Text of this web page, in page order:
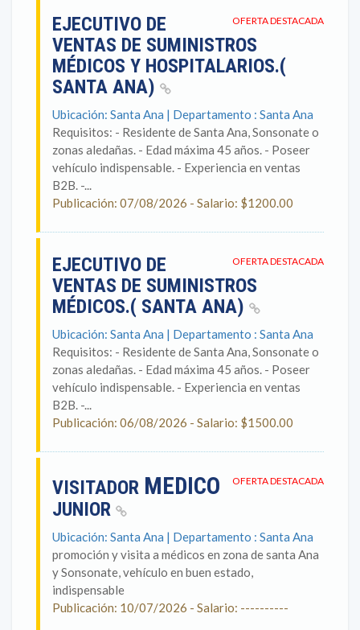
OFERTA DESTACADA
EJECUTIVO DE
VENTAS DE SUMINISTROS
MÉDICOS Y HOSPITALARIOS.(
SANTA ANA)
Ubicación: Santa Ana | Departamento : Santa Ana
Requisitos: - Residente de Santa Ana, Sonsonate o
zonas aledañas. - Edad máxima 45 años. - Poseer
vehículo indispensable. - Experiencia en ventas
B2B. -...
Publicación: 07/08/2026 - Salario: $1200.00
OFERTA DESTACADA
EJECUTIVO DE
VENTAS DE SUMINISTROS
MÉDICOS.( SANTA ANA)
Ubicación: Santa Ana | Departamento : Santa Ana
Requisitos: - Residente de Santa Ana, Sonsonate o
zonas aledañas. - Edad máxima 45 años. - Poseer
vehículo indispensable. - Experiencia en ventas
B2B. -...
Publicación: 06/08/2026 - Salario: $1500.00
OFERTA DESTACADA
VISITADOR MEDICO
JUNIOR
Ubicación: Santa Ana | Departamento : Santa Ana
promoción y visita a médicos en zona de santa Ana
y Sonsonate, vehículo en buen estado,
indispensable
Publicación: 10/07/2026 - Salario: ----------